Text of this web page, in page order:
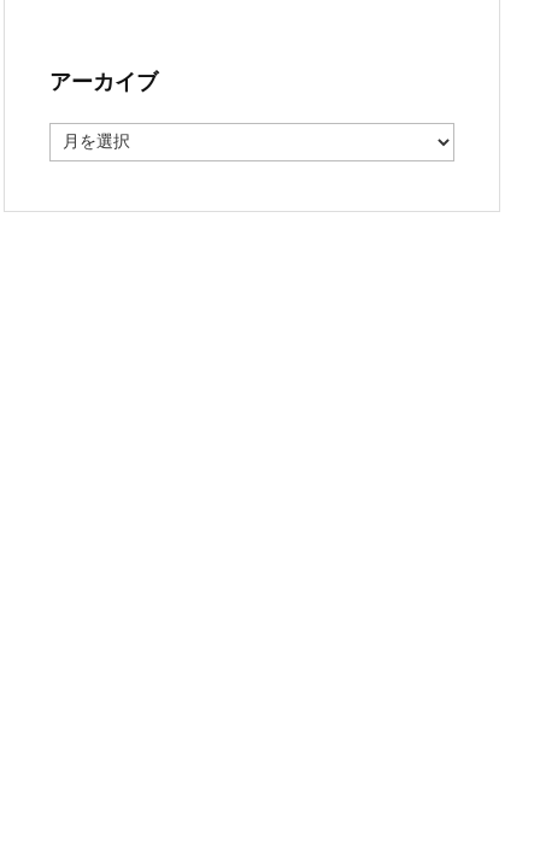
アーカイブ
ー